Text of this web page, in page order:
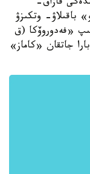
باقىلاۋ- وتكىزۋ
16 توننا جۇك ارتىپ «فەدوروۆكا (ق
جاتقان «كاماز»